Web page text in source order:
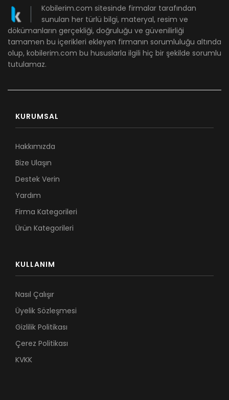
Kobilerim.com sitesinde firmalar tarafından
sunulan her türlü bilgi, materyal, resim ve
dökümanların gerçekliği, doğruluğu ve güvenilirliği
tamamen bu içerikleri ekleyen firmanın sorumluluğu altında
olup, kobilerim.com bu hususlarla ilgili hiç bir şekilde sorumlu
tutulamaz.
KURUMSAL
Hakkımızda
Bize Ulaşın
Destek Verin
Yardım
Firma Kategorileri
Ürün Kategorileri
KULLANIM
Nasıl Çalışır
Üyelik Sözleşmesi
Gizlilik Politikası
Çerez Politikası
KVKK